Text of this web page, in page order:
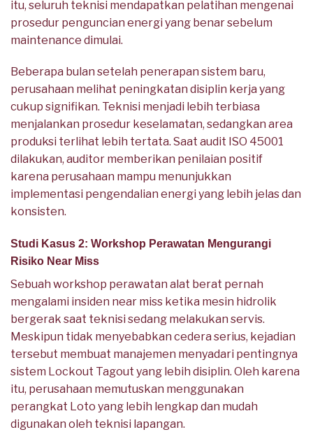
itu, seluruh teknisi mendapatkan pelatihan mengenai
prosedur penguncian energi yang benar sebelum
maintenance dimulai.
Beberapa bulan setelah penerapan sistem baru,
perusahaan melihat peningkatan disiplin kerja yang
cukup signifikan. Teknisi menjadi lebih terbiasa
menjalankan prosedur keselamatan, sedangkan area
produksi terlihat lebih tertata. Saat audit ISO 45001
dilakukan, auditor memberikan penilaian positif
karena perusahaan mampu menunjukkan
implementasi pengendalian energi yang lebih jelas dan
konsisten.
Studi Kasus 2: Workshop Perawatan Mengurangi
Risiko Near Miss
Sebuah workshop perawatan alat berat pernah
mengalami insiden near miss ketika mesin hidrolik
bergerak saat teknisi sedang melakukan servis.
Meskipun tidak menyebabkan cedera serius, kejadian
tersebut membuat manajemen menyadari pentingnya
sistem Lockout Tagout yang lebih disiplin. Oleh karena
itu, perusahaan memutuskan menggunakan
perangkat Loto yang lebih lengkap dan mudah
digunakan oleh teknisi lapangan.